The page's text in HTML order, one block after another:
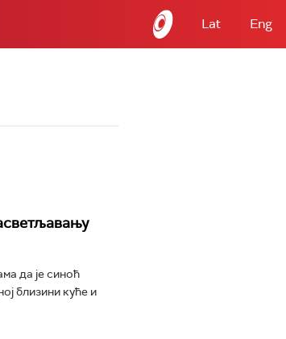
Lat Eng
да је синоћ
близини куће и